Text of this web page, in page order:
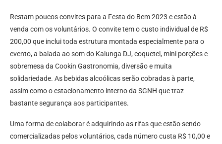
Restam poucos convites para a Festa do Bem 2023 e estão à
venda com os voluntários. O convite tem o custo individual de R$
200,00 que inclui toda estrutura montada especialmente para o
evento, a balada ao som do Kalunga DJ, coquetel, mini porções e
sobremesa da Cookin Gastronomia, diversão e muita
solidariedade. As bebidas alcoólicas serão cobradas à parte,
assim como o estacionamento interno da SGNH que traz
bastante segurança aos participantes.
Uma forma de colaborar é adquirindo as rifas que estão sendo
comercializadas pelos voluntários, cada número custa R$ 10,00 e